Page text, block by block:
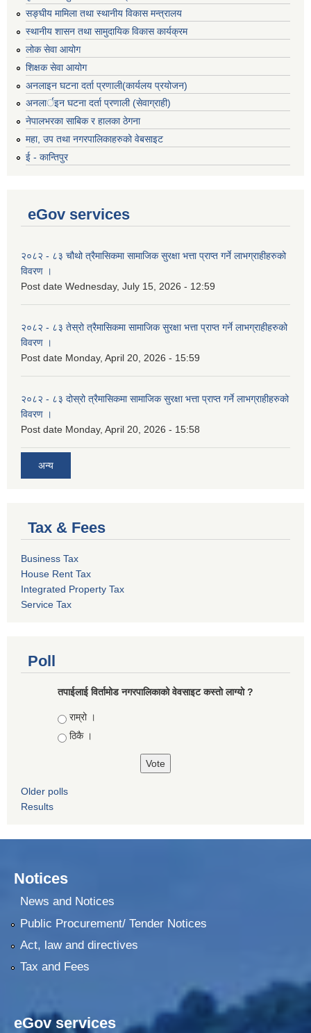
सङ्घीय मामिला तथा स्थानीय विकास मन्त्रालय
स्थानीय शासन तथा सामुदायिक विकास कार्यक्रम
लोक सेवा आयोग
शिक्षक सेवा आयोग
अनलाइन घटना दर्ता प्रणाली(कार्यलय प्रयोजन)
अनलार्इन घटना दर्ता प्रणाली (सेवाग्राही)
नेपालभरका साबिक र हालका ठेगना
महा, उप तथा नगरपालिकाहरुको वेबसाइट
ई - कान्तिपुर
eGov services
२०८२ - ८३ चौथो त्रैमासिकमा सामाजिक सुरक्षा भत्ता प्राप्त गर्ने लाभग्राहीहरुको
विवरण ।
Post date Wednesday, July 15, 2026 - 12:59
२०८२ - ८३ तेस्रो त्रैमासिकमा सामाजिक सुरक्षा भत्ता प्राप्त गर्ने लाभग्राहीहरुको
विवरण ।
Post date Monday, April 20, 2026 - 15:59
२०८२ - ८३ दोस्रो त्रैमासिकमा सामाजिक सुरक्षा भत्ता प्राप्त गर्ने लाभग्राहीहरुको
विवरण ।
Post date Monday, April 20, 2026 - 15:58
अन्य
Tax & Fees
Business Tax
House Rent Tax
Integrated Property Tax
Service Tax
Poll
तपाईलाई विर्तामोड नगरपालिकाको वेवसाइट कस्ताे लाग्याे ?
Choices
राम्रो ।
ठिकै ।
Older polls
Results
Notices
News and Notices
Public Procurement/ Tender Notices
Act, law and directives
Tax and Fees
eGov services